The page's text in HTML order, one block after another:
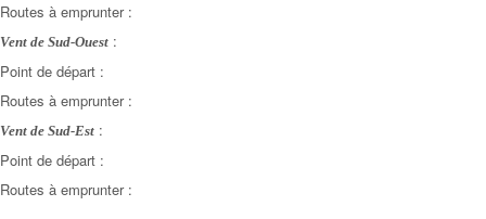
Routes à emprunter :
Vent de Sud-Ouest :
Point de départ :
Routes à emprunter :
Vent de Sud-Est :
Point de départ :
Routes à emprunter :